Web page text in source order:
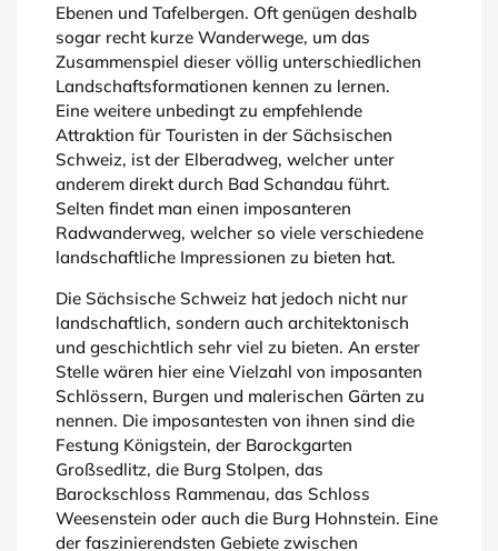
Ebenen und Tafelbergen. Oft genügen deshalb
sogar recht kurze Wanderwege, um das
Zusammenspiel dieser völlig unterschiedlichen
Landschaftsformationen kennen zu lernen.
Eine weitere unbedingt zu empfehlende
Attraktion für Touristen in der Sächsischen
Schweiz, ist der Elberadweg, welcher unter
anderem direkt durch Bad Schandau führt.
Selten findet man einen imposanteren
Radwanderweg, welcher so viele verschiedene
landschaftliche Impressionen zu bieten hat.
Die Sächsische Schweiz hat jedoch nicht nur
landschaftlich, sondern auch architektonisch
und geschichtlich sehr viel zu bieten. An erster
Stelle wären hier eine Vielzahl von imposanten
Schlössern, Burgen und malerischen Gärten zu
nennen. Die imposantesten von ihnen sind die
Festung Königstein, der Barockgarten
Großsedlitz, die Burg Stolpen, das
Barockschloss Rammenau, das Schloss
Weesenstein oder auch die Burg Hohnstein. Eine
der faszinierendsten Gebiete zwischen